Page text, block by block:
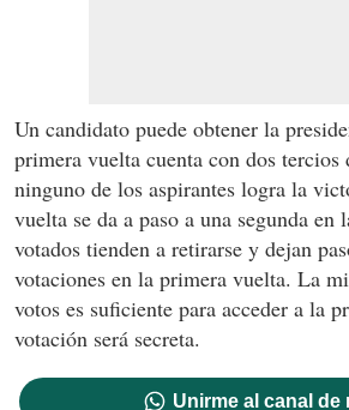
Un candidato puede obtener la
primera vuelta cuenta con dos tercios
ninguno de los aspirantes logra la
vuelta se da a paso a una segunda en
votados tienden a retirarse y dejan
votaciones en la primera vuelta. La
votos es suficiente para acceder a la
votación será secreta.
Unirme al canal de